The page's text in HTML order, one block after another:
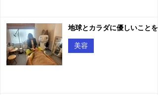
地球とカラダに優しいことを
美容